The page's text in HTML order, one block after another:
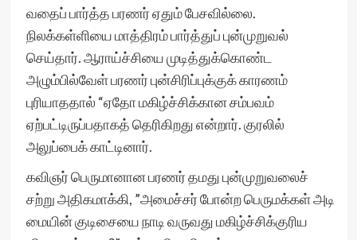
வதைப் பார்த்த பரணர் ஏதும் பேசவில்லை.
நிலக்கள்ளியை மாத்திரம் பார்த்துப் புன்முறுவல்
செய்தார். ஆராய்ச்சியை முடித்துக்கொண்ட
அழும்பில்வேள் பரணர் புன்சிரிப்புக்குக் காரணம்
புரியாததால் “ஏதோ மகிழ்ச்சிக்கான சம்பவம்
ஏற்பட்டிருப்பதாகத் தெரிகிறது என்றார். குரலில்
அலுப்பைக் காட்டினார்.
கவிஞர் பெருமானான பரணர் தமது புன்முறுவலைச்
சற்று அதிகமாக்கி, ”அமைச்சர் போன்ற பெருமக்கள் அடி
மையின் குடிசையை நாடி வருவது மகிழ்ச்சிக்குரிய